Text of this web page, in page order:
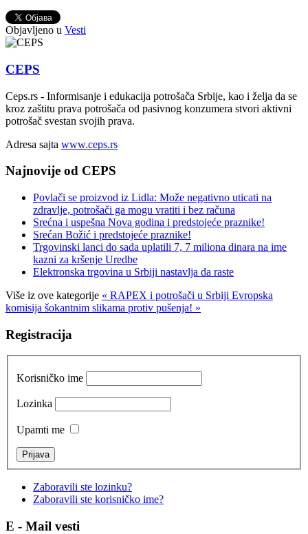
Objavljeno u Vesti
CEPS
Ceps.rs - Informisanje i edukacija potrošača Srbije, kao i želja da se
kroz zaštitu prava potrošača od pasivnog konzumera stvori aktivni
potrošač svestan svojih prava.
Adresa sajta www.ceps.rs
Najnovije od CEPS
Povlači se proizvod iz Lidla: Može negativno uticati na
zdravlje, potrošači ga mogu vratiti i bez računa
Srećna i uspešna Nova godina i predstojeće praznike!
Srećan Božić i predstojeće praznike!
Trgovinski lanci do sada uplatili 7, 7 miliona dinara na ime
kazni za kršenje Uredbe
Elektronska trgovina u Srbiji nastavlja da raste
Više iz ove kategorije « RAPEX i potrošači u Srbiji Evropska
komisija šokantnim slikama protiv pušenja! »
Registracija
Korisničko ime
Lozinka
Upamti me
Zaboravili ste lozinku?
Zaboravili ste korisničko ime?
E - Mail vesti